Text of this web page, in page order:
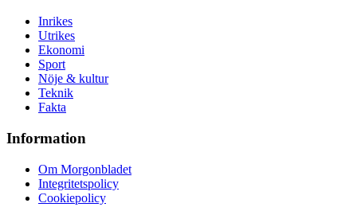
Inrikes
Utrikes
Ekonomi
Sport
Nöje & kultur
Teknik
Fakta
Information
Om Morgonbladet
Integritetspolicy
Cookiepolicy